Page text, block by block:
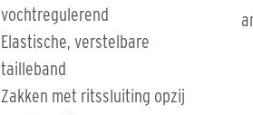
vochtregulerend
Elastische, verstelbare
tailleband
Zakken met ritssluiting opzij